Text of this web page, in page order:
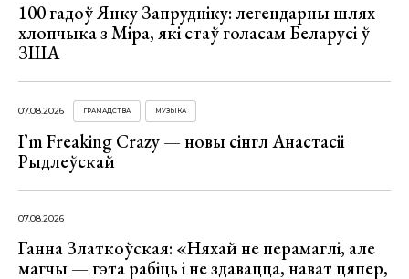
100 гадоў Янку Запрудніку: легендарны шлях
хлопчыка з Міра, які стаў голасам Беларусі ў
ЗША
07.08.2026 ГРАМАДСТВА МУЗЫКА
I’m Freaking Crazy — новы сінгл Анастасіі
Рыдлеўскай
07.08.2026
Ганна Златкоўская: «Няхай не перамаглі, але
магчы — гэта рабіць і не здавацца, нават цяпер,